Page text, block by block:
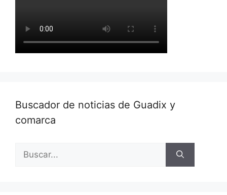
Buscador de noticias de Guadix y
comarca
Buscar: